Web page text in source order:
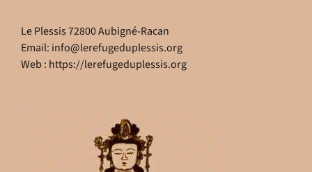
Le Plessis 72800 Aubigné-Racan
Email: info@lerefugeduplessis.org
Web : https://lerefugeduplessis.org